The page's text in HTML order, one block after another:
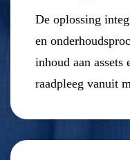
De oplossing
en
inhoud aan assets
raadpleeg vanuit